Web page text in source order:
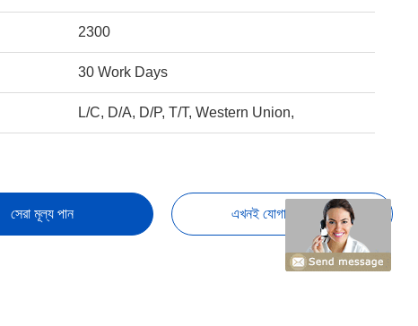
2300
30 Work Days
L/C, D/A, D/P, T/T, Western Union,
সেরা মূল্য পান এখনই যোগাযোগ করুন